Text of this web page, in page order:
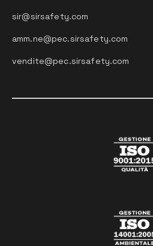
sir@sirsafety.com
amm.ne@pec.sirsafety.com
vendite@pec.sirsafety.com